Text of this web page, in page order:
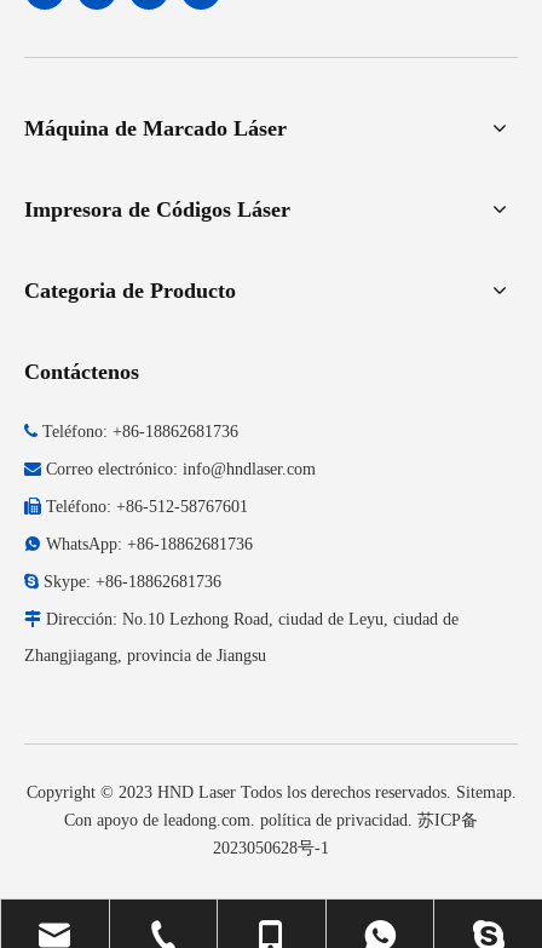
Máquina de Marcado Láser
Impresora de Códigos Láser
Categoria de Producto
Contáctenos
 Teléfono: +86-18862681736
 Correo electrónico: info@hndlaser.com
 Teléfono: +86-512-58767601
 WhatsApp: +86-18862681736
 Skype: +86-18862681736
 Dirección: No.10 Lezhong Road, ciudad de Leyu, ciudad de
Zhangjiagang, provincia de Jiangsu
Copyright © 2023 HND Laser Todos los derechos reservados. Sitemap.
Con apoyo de leadong.com política de privacidad 苏ICP备
2023050628号-1